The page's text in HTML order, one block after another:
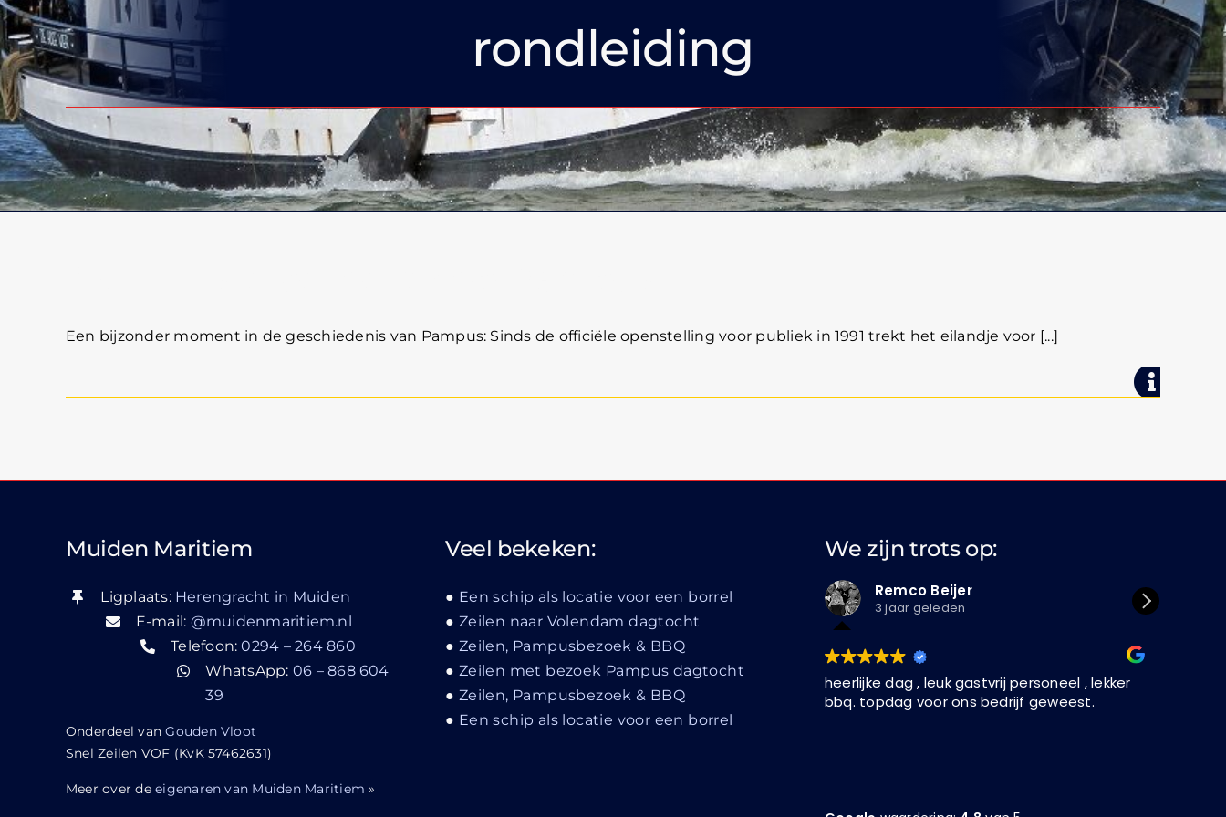
rondleiding
Een bijzonder moment in de geschiedenis van Pampus: Sinds de officiële openstelling voor publiek in 1991 trekt het eilandje voor [...]
Muiden Maritiem
Ligplaats: Herengracht in Muiden
E-mail: @muidenmaritiem.nl
Telefoon:0294 – 264 860
WhatsApp: 06 – 868 604
39
Onderdeel vanGouden Vloot
Snel Zeilen VOF (KvK 57462631)
Meer over deeigenaren van Muiden Maritiem »
Veel bekeken:
Een schip als locatie voor een borrel
Zeilen naar Volendam dagtocht
Zeilen, Pampusbezoek & BBQ
Zeilen met bezoek Pampus dagtocht
Zeilen, Pampusbezoek & BBQ
Een schip als locatie voor een borrel
We zijn trots op:
Remco Beijer
3 jaar geleden
heerlijke dag , leuk gastvrij personeel , lekker
bbq. topdag voor ons bedrijf geweest.